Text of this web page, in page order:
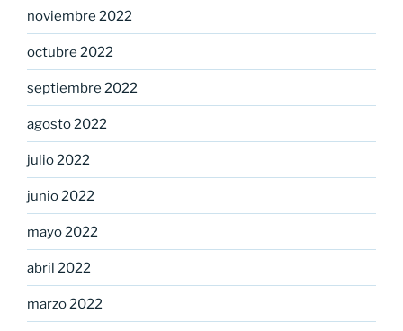
noviembre 2022
octubre 2022
septiembre 2022
agosto 2022
julio 2022
junio 2022
mayo 2022
abril 2022
marzo 2022